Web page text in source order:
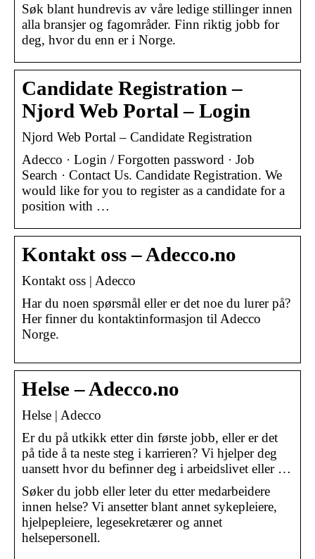
Søk blant hundrevis av våre ledige stillinger innen
alla bransjer og fagområder. Finn riktig jobb for
deg, hvor du enn er i Norge.
Candidate Registration –
Njord Web Portal – Login
Njord Web Portal – Candidate Registration
Adecco · Login / Forgotten password · Job
Search · Contact Us. Candidate Registration. We
would like for you to register as a candidate for a
position with …
Kontakt oss – Adecco.no
Kontakt oss | Adecco
Har du noen spørsmål eller er det noe du lurer på?
Her finner du kontaktinformasjon til Adecco
Norge.
Helse – Adecco.no
Helse | Adecco
Er du på utkikk etter din første jobb, eller er det
på tide å ta neste steg i karrieren? Vi hjelper deg
uansett hvor du befinner deg i arbeidslivet eller …
Søker du jobb eller leter du etter medarbeidere
innen helse? Vi ansetter blant annet sykepleiere,
hjelpepleiere, legesekretærer og annet
helsepersonell.